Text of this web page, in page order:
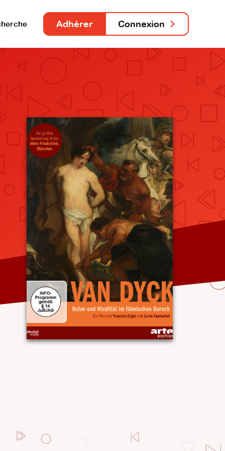
Adhérer Connexion